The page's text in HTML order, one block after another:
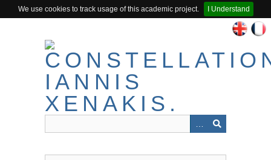
We use cookies to track usage of this academic project.
I Understand